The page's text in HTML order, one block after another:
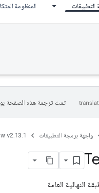
المنظومة
تمت ترجمة هذه الصفحة
واجهة برمجة التطبيقات v2.13.1
النهائية العامة